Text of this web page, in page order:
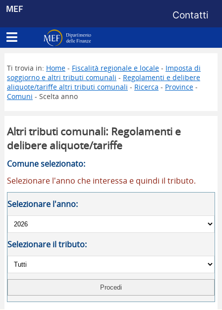
MEF Menu di
Contatti
Apri menu principale
Dipartimento delle Finanze
Ti trovia in: Home- Fiscalità regionale e locale- Imposta di
soggiorno e altri tributi comunali - Regolamenti e delibere
aliquote/tariffe altri tributi comunali - Ricerca - Province-
Comuni - Scelta anno
Altri tributi comunali: Regolamenti e
delibere aliquote/tariffe
Comune selezionato:
Selezionare l'anno che interessa e quindi il tributo.
Selezionare l'anno:
Selezionare il tributo: